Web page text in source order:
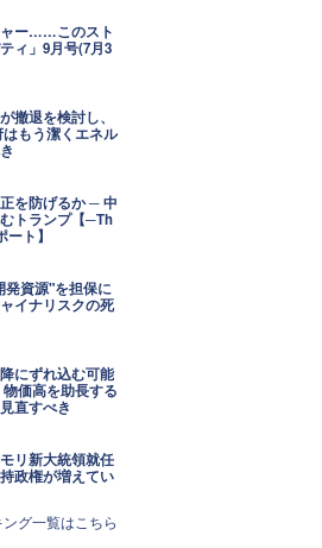
ャー……このスト
ィ」9月号(7月3
撤退を検討し、
もう潔くエネル
を防げるか ─ 中
トランプ【─Th
ト】
発資源"を担保に
イナリスクの死
にずれ込む可能
価高を助長する
直すべき
リ新大統領就任
政権が増えてい
グ一覧はこちら